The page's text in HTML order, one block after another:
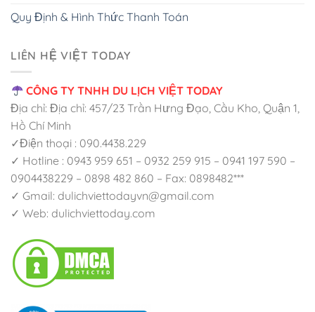
Quy Định & Hình Thức Thanh Toán
LIÊN HỆ VIỆT TODAY
CÔNG TY TNHH DU LỊCH VIỆT TODAY
Địa chỉ: Địa chỉ: 457/23 Trần Hưng Đạo, Cầu Kho, Quận 1,
Hồ Chí Minh
✓Điện thoại : 090.4438.229
✓ Hotline : 0943 959 651 – 0932 259 915 – 0941 197 590 –
0904438229 – 0898 482 860 – Fax: 0898482***
✓ Gmail: dulichviettodayvn@gmail.com
✓ Web: dulichviettoday.com